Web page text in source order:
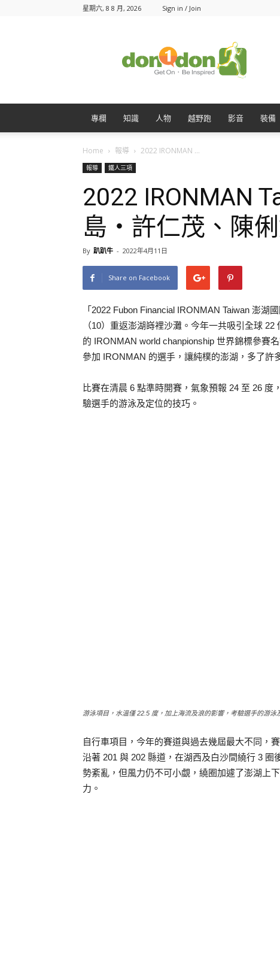
星期六, 8 8 月, 2026 Sign in / Join
專欄 知識 人物 越野跑 影音 裝備
Home 報導 2022 IRONMAN ...
報導 鐵人三項
2022 IRONMAN
島‧許仁茂、陳
By 趴趴牛 - 2022年4月11日
Share on Facebook
「2022 Fubon Financial IRONMAN Taiwan 澎
（10）重返澎湖嵵裡沙灘。今年一共吸引全球
的 IRONMAN world chanpionship 世界錦標參賽
參加 IRONMAN 的選手，讓純樸的澎湖，多了許
比賽在清晨 6 點準時開賽，氣象預報 24 至 26
驗選手的游泳及定位的技巧。
游泳項目，水溫僅 22.5 度，加上海流及浪的影響，考驗選手的游泳
自行車項目，今年的賽道與過去幾屆最大不同，
沿著 201 與 202 縣道，在湖西及白沙間繞行 3
勢紊亂，但風力仍不可小覷，繞圈加遽了澎湖上
力。